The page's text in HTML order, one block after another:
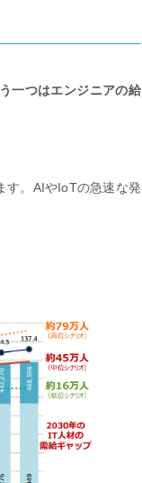
一つはエンジニアの給
す。AIやIoTの急速な発